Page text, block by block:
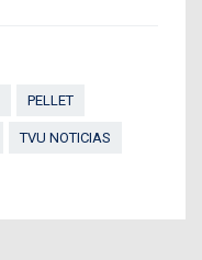
PELLET
TVU NOTICIAS